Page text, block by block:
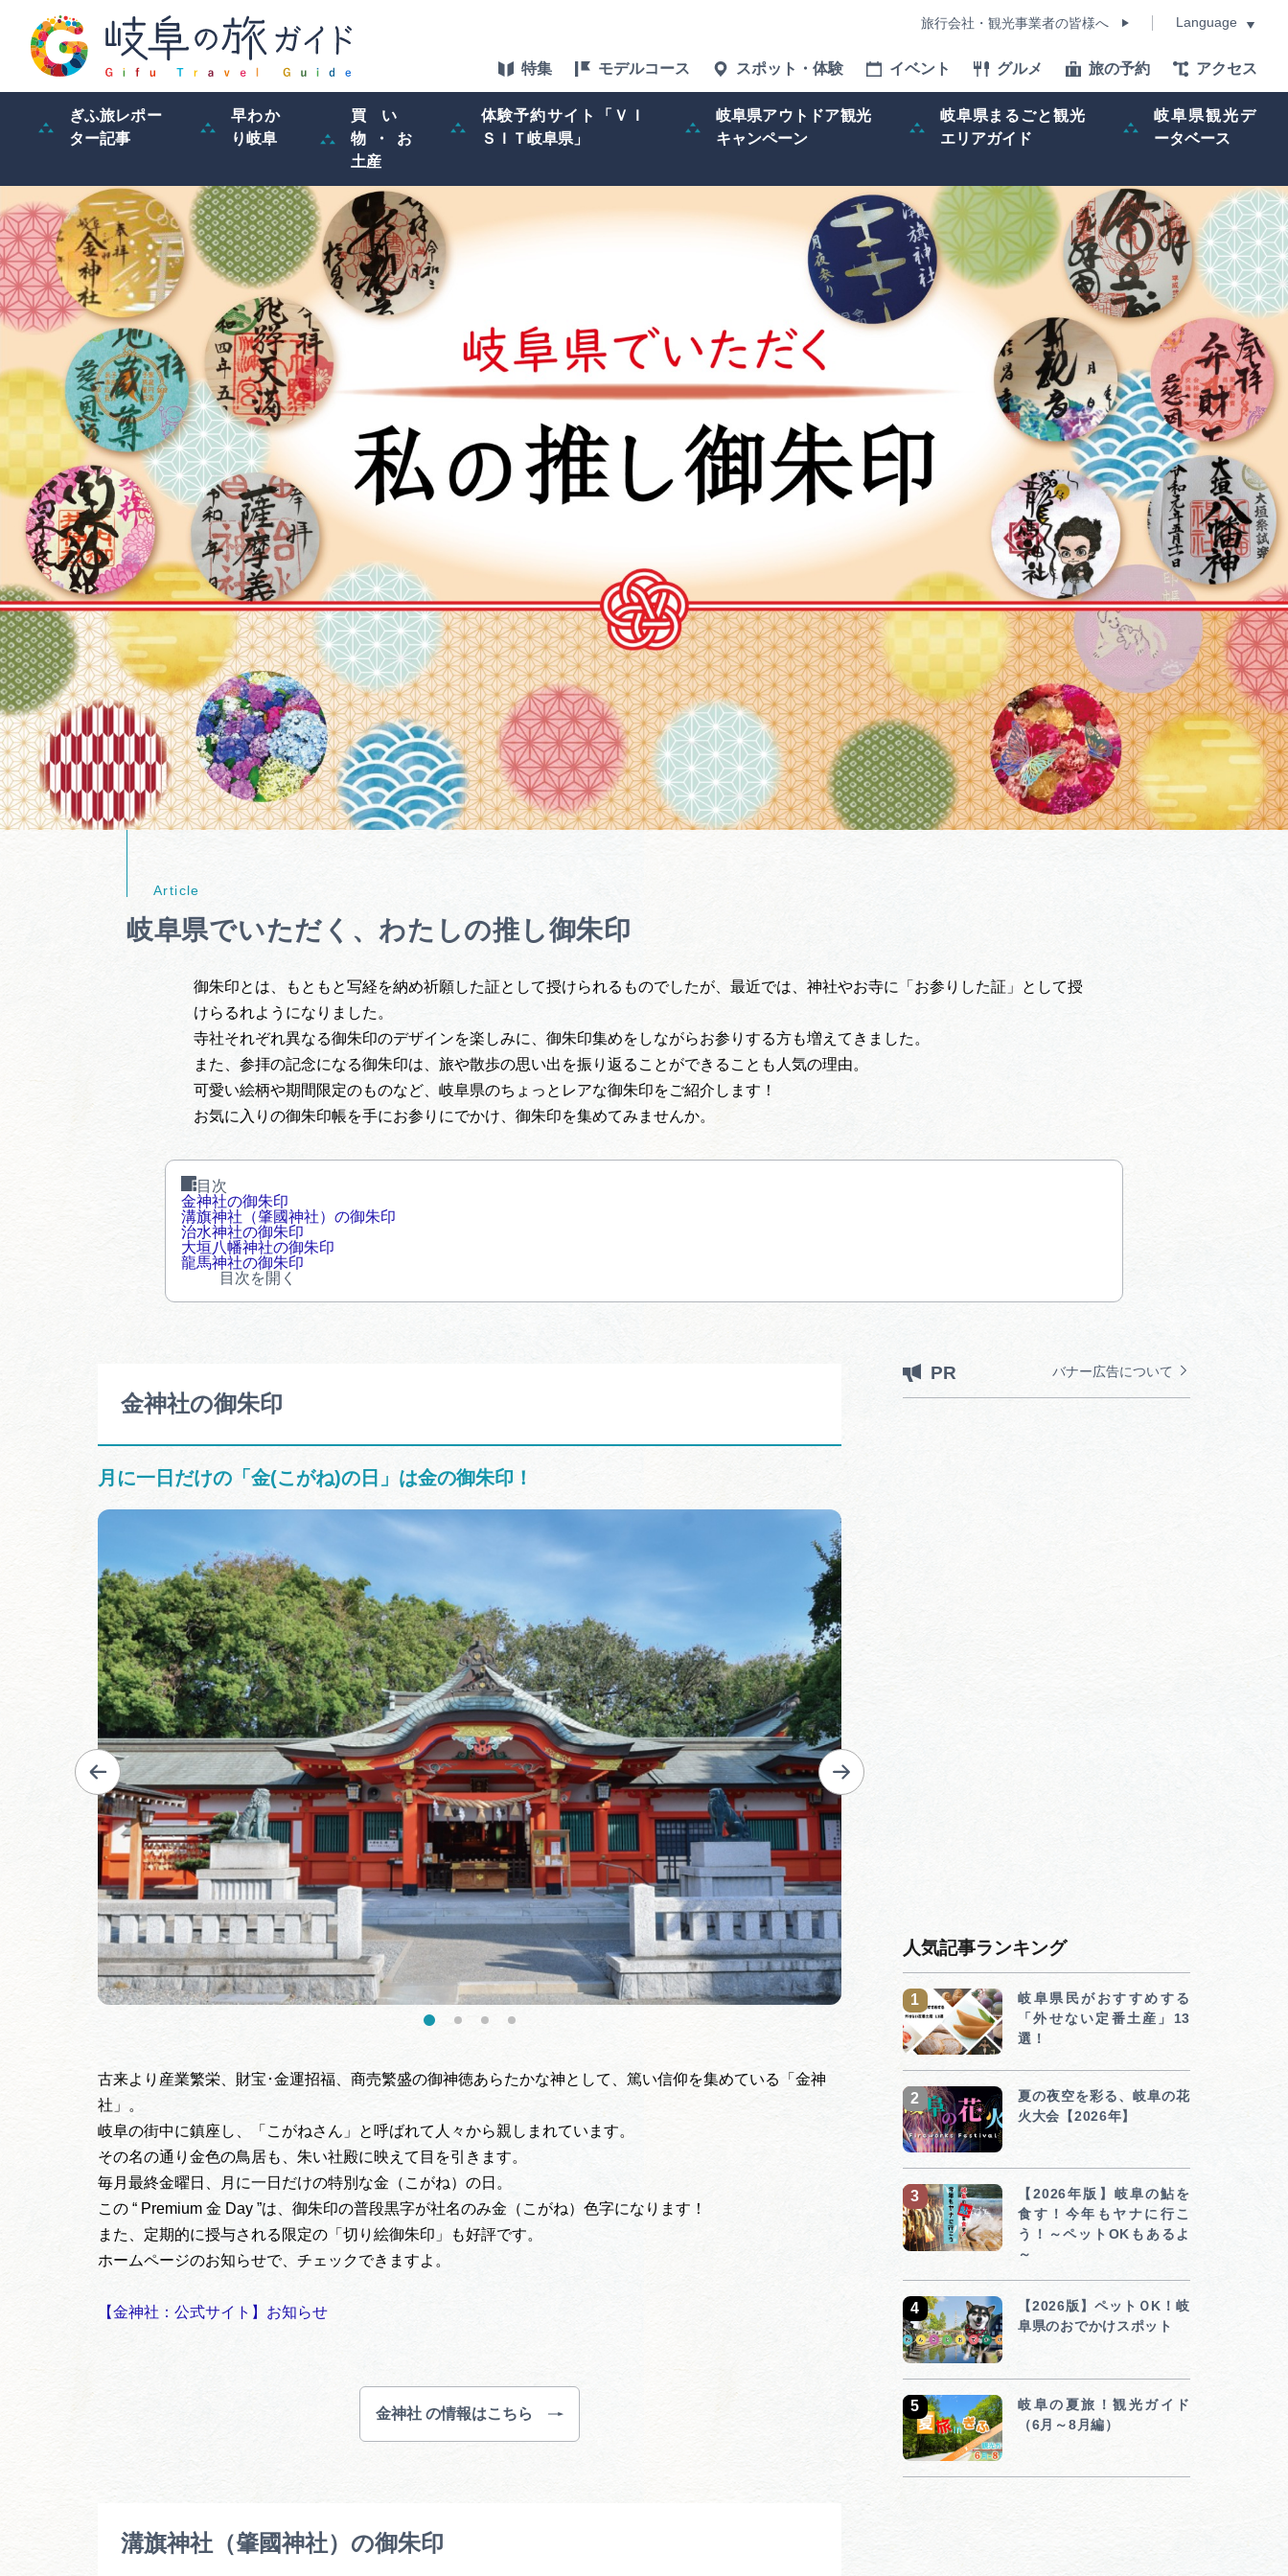
旅行会社・観光事業者の皆様へ Language
特集 モデルコース スポット・体験 イベント グルメ 旅の予約 アクセス
ぎふ旅レポー
ター記事
早わか
り岐阜
買い
物・お
土産
体験予約サイト「ＶＩ
ＳＩＴ岐阜県」
岐阜県アウトドア観光
キャンペーン
岐阜県まるごと観光
エリアガイド
岐阜県観光デ
ータベース
スポット・体験 イベント
旅の予約
ぎふ旅レポーター記事 早わかり岐阜
買い物・お土産
体験予約サイト「ＶＩＳＩＴ
岐阜県」
岐阜県アウトドア観光キャン
岐阜県まるごと観光エリアガ
イド
岐阜県観光データベース
旅行会社・観光事業者の皆様へ フォトライブラリー
動画ライブラリー お問い合わせ
岐阜県でいただく、わたしの推し御朱印
御朱印とは、もともと写経を納め祈願した証として授けられるものでしたが、最近では、神社やお寺に「お参りした証」として授
けらるれようになりました。
寺社それぞれ異なる御朱印のデザインを楽しみに、御朱印集めをしながらお参りする方も増えてきました。
また、参拝の記念になる御朱印は、旅や散歩の思い出を振り返ることができることも人気の理由。
可愛い絵柄や期間限定のものなど、岐阜県のちょっとレアな御朱印をご紹介します！
お気に入りの御朱印帳を手にお参りにでかけ、御朱印を集めてみませんか。
目次
金神社の御朱印
溝旗神社（肇國神社）の御朱印
治水神社の御朱印
大垣八幡神社の御朱印
龍馬神社の御朱印
目次を開く
金神社の御朱印
月に一日だけの「金(こがね)の日」は金の御朱印！
古来より産業繁栄、財宝･金運招福、商売繁盛の御神徳あらたかな神として、篤い信仰を集めている「金神
社」。
岐阜の街中に鎮座し、「こがねさん」と呼ばれて人々から親しまれています。
その名の通り金色の鳥居も、朱い社殿に映えて目を引きます。
毎月最終金曜日、月に一日だけの特別な金（こがね）の日。
この “ Premium 金 Day ”は、御朱印の普段黒字が社名のみ金（こがね）色字になります！
また、定期的に授与される限定の「切り絵御朱印」も好評です。
ホームページのお知らせで、チェックできますよ。
【金神社：公式サイト】お知らせ
金神社 の情報はこちら
溝旗神社（肇國神社）の御朱印
PR バナー広告について
人気記事ランキング
岐阜県民がおすすめする
「外せない定番土産」13
選！
夏の夜空を彩る、岐阜の花
火大会【2026年】
【2026年版】岐阜の鮎を
食す！今年もヤナに行こ
う！～ペットOKもあるよ
～
【2026版】ペットＯK！岐
阜県のおでかけスポット
岐阜の夏旅！観光ガイド
（6月～8月編）